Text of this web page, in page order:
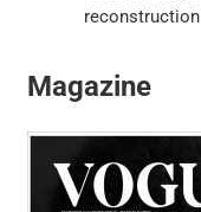
Magazine